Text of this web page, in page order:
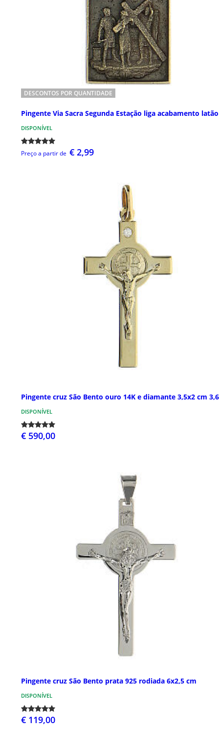
DESCONTOS POR QUANTIDADE
Pingente Via Sacra Segunda Estação liga acabamento latão
DISPONÍVEL
Preço a partir de € 2,99
Pingente cruz São Bento ouro 14K e diamante 3,5x2 cm
DISPONÍVEL
€ 590,00
Pingente cruz São Bento prata 925 rodiada 6x2,5 cm
DISPONÍVEL
€ 119,00